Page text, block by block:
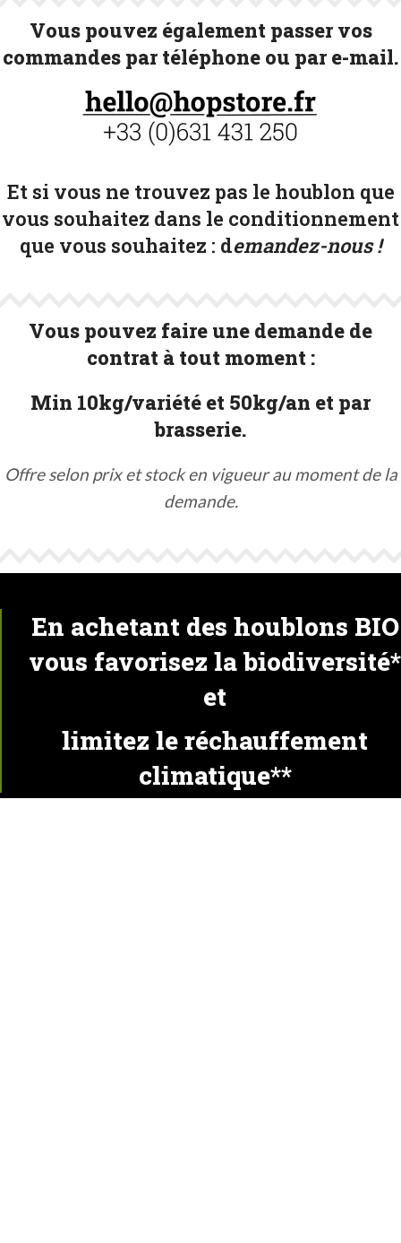
Vous pouvez également passer vos
commandes par téléphone ou par e-mail.
Et si vous ne trouvez pas le houblon que
vous souhaitez dans le conditionnement
que vous souhaitez : demandez-nous !
Vous pouvez faire une demande de
contrat à tout moment :
Min 10kg/variété et 50kg/an et par
brasserie.
Offre selon prix et stock en vigueur au moment de la
demande.
En achetant des houblons BIO
vous favorisez la biodiversité*
et
limitez le réchauffement
climatique**